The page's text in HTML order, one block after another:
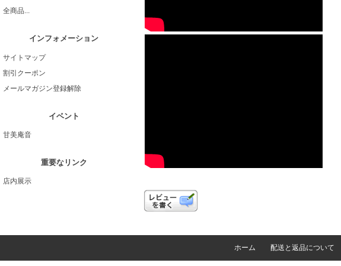
全商品...
インフォメーション
サイトマップ
割引クーポン
メールマガジン登録解除
イベント
甘美庵音
重要なリンク
店内展示
ホーム 配送と返品について